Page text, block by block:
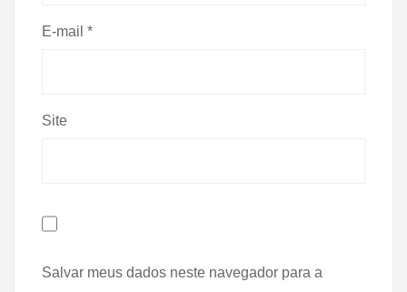
E-mail *
Site
Salvar meus dados neste navegador para a